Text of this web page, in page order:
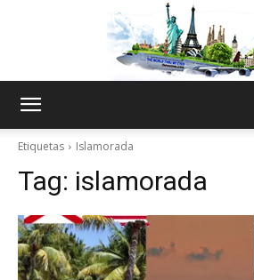
Etiquetas Islamorada
Tag: islamorada